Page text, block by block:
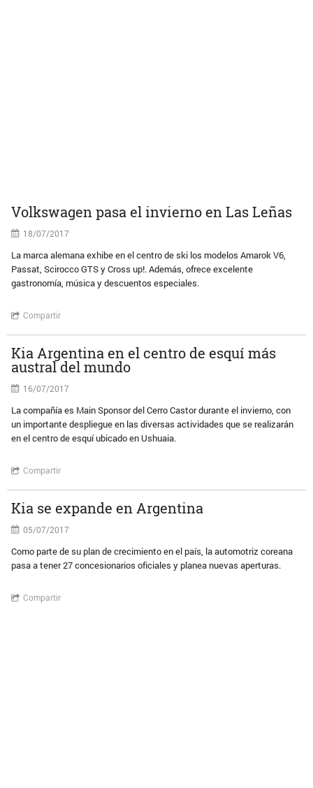
Volkswagen pasa el invierno en Las Leñas
18/07/2017
La marca alemana exhibe en el centro de ski los modelos Amarok V6,
Passat, Scirocco GTS y Cross up!. Además, ofrece excelente
gastronomía, música y descuentos especiales.
Compartir
Kia Argentina en el centro de esquí más
austral del mundo
16/07/2017
La compañía es Main Sponsor del Cerro Castor durante el invierno, con
un importante despliegue en las diversas actividades que se realizarán
en el centro de esquí ubicado en Ushuaia.
Compartir
Kia se expande en Argentina
05/07/2017
Como parte de su plan de crecimiento en el país, la automotriz coreana
pasa a tener 27 concesionarios oficiales y planea nuevas aperturas.
Compartir